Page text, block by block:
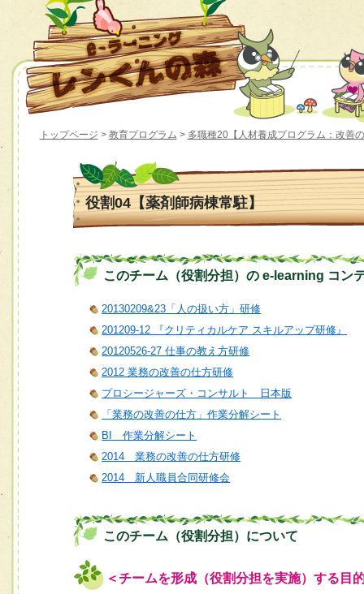
トップページ > 教育プログラム > 多職種20【人材養成プログラム：改善
役割04【薬剤師病棟常駐】
このチーム（役割分担）の e-learning コン
20130209&23「人の扱い方」研修
201209-12 『クリティカルケア スキルアップ研修』
20120526-27 仕事の教え方研修
2012 業務の改善の仕方研修
プロシージャーズ・コンサルト 日本版
「業務の改善の仕方」作業分解シート
BI 作業分解シート
2014 業務の改善の仕方研修
2014 新人職員合同研修会
このチーム（役割分担）について
＜チームを形成（役割分担を実施）する目